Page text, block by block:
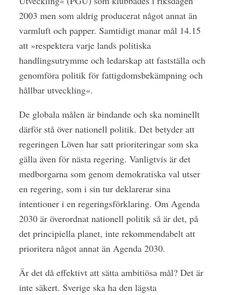
2003 men som aldrig producerat något annat än
varmluft och papper. Samtidigt manar mål 14.15
att »respektera varje lands politiska
handlingsutrymme och ledarskap att fastställa och
genomföra politik för fattigdomsbekämpning och
hållbar utveckling«.
De globala målen är bindande och ska nominellt
därför stå över nationell politik. Det betyder att
regeringen Löven har satt prioriteringar som ska
gälla även för nästa regering. Vanligtvis är det
medborgarna som genom demokratiska val utser
en regering, som i sin tur deklarerar sina
intentioner i en regeringsförklaring. Om Agenda
2030 är överordnat nationell politik så är det, på
det principiella planet, inte rekommendabelt att
prioritera något annat än Agenda 2030.
Är det då effektivt att sätta ambitiösa mål? Det är
inte säkert. Sverige ska ha den lägsta